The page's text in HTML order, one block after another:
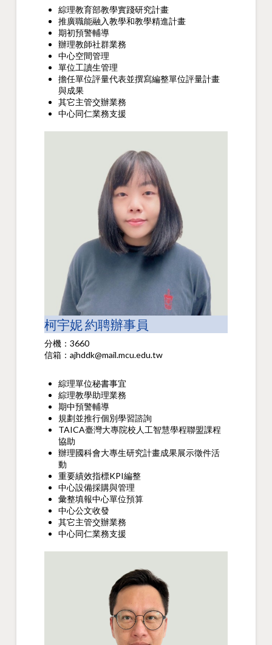
綜理教育部教學實踐研究計畫
推廣職能融入教學和教學精進計畫
期初預警輔導
辦理教師社群業務
中心空間管理
單位工讀生管理
擔任單位評量代表並撰寫編整單位評量計畫
與成果
其它主管交辦業務
中心同仁業務支援
柯宇妮 約聘辦事員
分機：3660
信箱：ajhddk@mail.mcu.edu.tw
綜理單位秘書事宜
綜理教學助理業務
期中預警輔導
規劃並推行個別學習諮詢
TAICA臺灣大專院校人工智慧學程聯盟課程
協助
辦理國科會大專生研究計畫成果展示徵件活
動
重要績效指標KPI編整
中心設備採購與管理
彙整填報中心單位預算
中心公文收發
其它主管交辦業務
中心同仁業務支援